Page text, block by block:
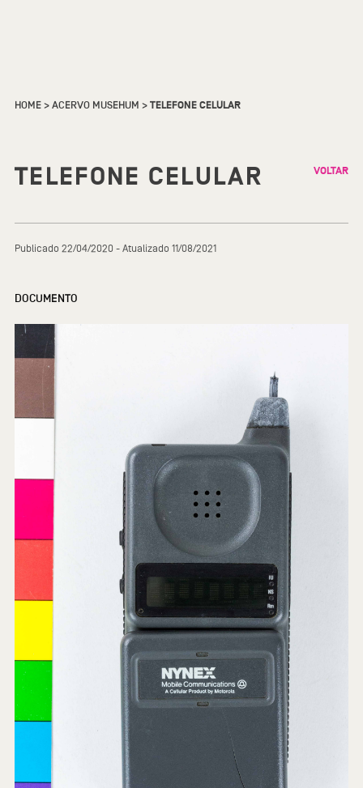
HOME>ACERVO MUSEHUM >TELEFONE CELULAR
TELEFONE CELULAR VOLTAR
Publicado 22/04/2020 - Atualizado 11/08/2021
DOCUMENTO